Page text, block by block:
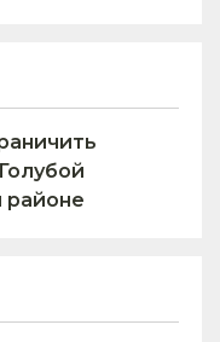
районе